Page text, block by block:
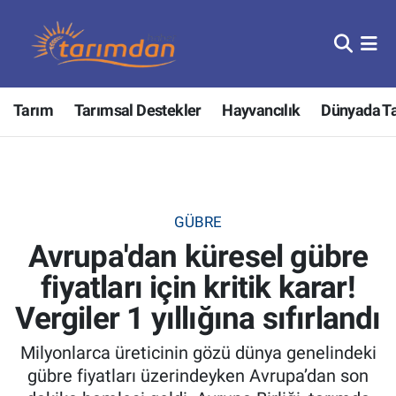
Tarım Tarımsal Destekler Hayvancılık Dünyada
GÜBRE
Avrupa'dan küresel gübre
fiyatları için kritik karar!
Vergiler 1 yıllığına sıfırlandı
Milyonlarca üreticinin gözü dünya genelindeki
gübre fiyatları üzerindeyken Avrupa’dan son
Tarım
Hayvancılık
Tarımsal Destekler
Tarım Bakanlığı
TZOB
Tarım Kredi Kooperatifleri
Nöbetçi Eczaneler
Hava Durumu
Tüm Manşetler
Son Dakika Haberleri
Haber Arşivi